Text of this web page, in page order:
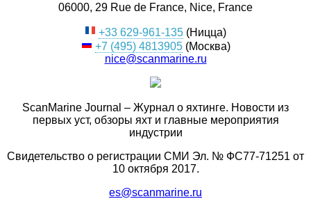
06000, 29 Rue de France, Nice, France
+33 629-961-135 (Ницца)
+7 (495) 4813905(Москва)
nice@scanmarine.ru
ScanMarine Journal – Журнал о яхтинге. Новости из
первых уст, обзоры яхт и главные мероприятия
индустрии
Свидетельство о регистрации СМИ Эл. № ФС77-71251 от
10 октября 2017.
es@scanmarine.ru